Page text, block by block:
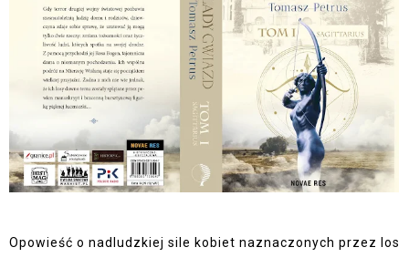
Opowieść o nadludzkiej sile kobiet naznaczonych przez los